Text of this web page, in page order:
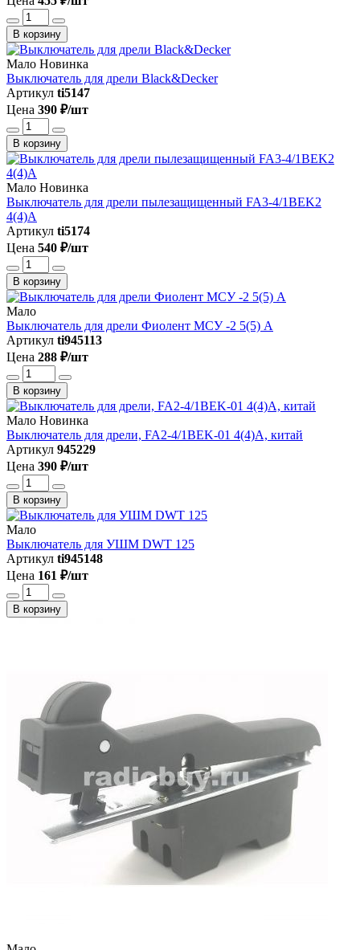
В корзину
Мало Новинка
Выключатель для дрели Black&Decker
Артикул ti5147
Цена 390 ₽/шт
В корзину
Мало Новинка
Выключатель для дрели пылезащищенный FA3-4/1BEK2
4(4)A
Артикул ti5174
Цена 540 ₽/шт
В корзину
Мало
Выключатель для дрели Фиолент МСУ -2 5(5) A
Артикул ti945113
Цена 288 ₽/шт
В корзину
Мало Новинка
Выключатель для дрели, FA2-4/1BEK-01 4(4)A, китай
Артикул 945229
Цена 390 ₽/шт
В корзину
Мало
Выключатель для УШМ DWT 125
Артикул ti945148
Цена 161 ₽/шт
В корзину